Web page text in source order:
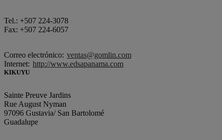
Tel.: +507 224-3078
Fax: +507 224-6057
Correo electrónico: ventas@gomlin.com
Internet: http://www.edsapanama.com
KIKUYU
Sainte Preuve Jardins
Rue August Nyman
97096 Gustavia/ San Bartolomé
Guadalupe